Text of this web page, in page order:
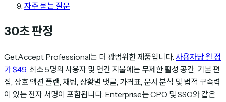
자주 묻는 질문
30초 판정
GetAccept Professional는 더 광범위한 제품입니다. 사용자당 월 정
가 $49, 최소 5명의 사용자 및 연간 지불에는 무제한 활성 공간, 기본 편
집, 상호 액션 플랜, 채팅, 상황별 댓글, 가격표, 문서 분석 및 법적 구속력
이 있는 전자 서명이 포함됩니다. Enterprise는 CPQ 및 SSO와 같은